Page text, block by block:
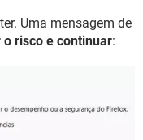
Uma mensagem de
o risco e continuar: